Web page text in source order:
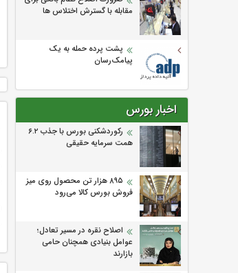
مقابله با گسترش اختلاس ها
پشت پرده حمله به یک
پیامک‌رسان
اخبار بورس
رکوردشکنی بورس با جذب ۶.۲
همت سرمایه حقیقی
۸۹۵ هزار تن محصول روی میز
فروش بورس کالا می‌‌رود
اصلاح نقره در مسیر تعادل؛
عوامل بنیادی همچنان حامی
بازارند